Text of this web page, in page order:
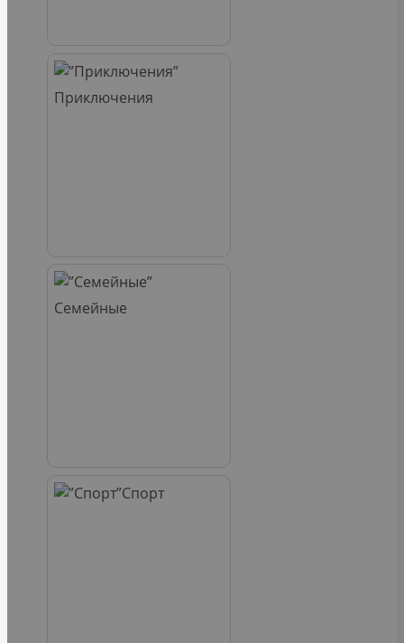
Приключения
Семейные
Спорт